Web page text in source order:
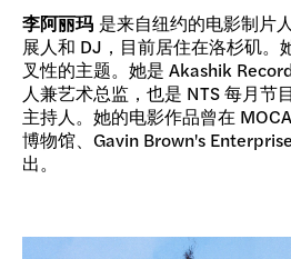
李阿丽玛 是来自纽约的电影制片
展人和 DJ，目前居住在洛杉矶。
叉性的主题。她是 Akashik
人兼艺术总监，也是 NTS 每月节
主持人。她的电影作品曾在
博物馆、Gavin Brown's
出。